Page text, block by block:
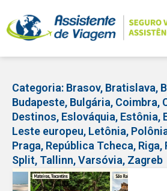
Categoria: Brasov, Bratislava,
Budapeste, Bulgária, Coimbra,
Destinos, Eslováquia, Estônia,
Leste europeu, Letônia,
Praga, República Tcheca, Riga,
Split, Tallinn,Varsóvia, Zagreb